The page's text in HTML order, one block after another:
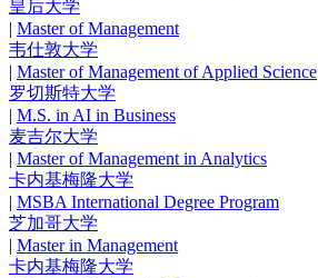
皇后大学
| Master of Management
韦仕敦大学
| Master of Management of Applied Science
罗切斯特大学
| M.S. in AI in Business
麦吉尔大学
| Master of Management in Analytics
卡内基梅隆大学
| MSBA International Degree Program
芝加哥大学
| Master in Management
卡内基梅隆大学